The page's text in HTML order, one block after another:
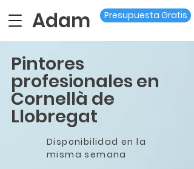
Adam Presupuesta Gratis
Pintores
profesionales en
Cornellà de
Llobregat
Disponibilidad en la
misma semana